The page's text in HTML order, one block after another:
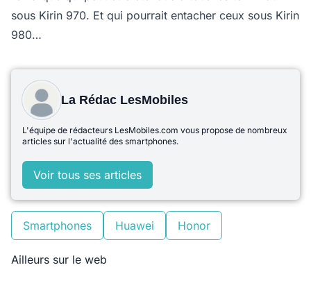
sous Kirin 970. Et qui pourrait entacher ceux sous Kirin
980…
La Rédac LesMobiles
L'équipe de rédacteurs LesMobiles.com vous propose de nombreux
articles sur l'actualité des smartphones.
Voir tous ses articles
Smartphones Huawei Honor
Ailleurs sur le web